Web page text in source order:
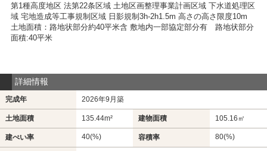
第1種高度地区 法第22条区域 土地区画整理事業計画区域 下水道処理区
域 宅地造成等工事規制区域 日影規制3h-2h1.5m 高さの高さ限度10m
土地面積：路地状部分約40平米含 敷地内一部協定部分有 路地状部分
面積:40平米
詳細情報
完成年 2026年9月築
土地面積 135.44m² 建物面積 105.16㎡
建ぺい率 40(%) 容積率 80(%)